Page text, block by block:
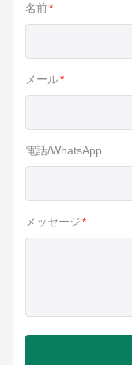
名前*
メール*
電話/WhatsApp
メッセージ*